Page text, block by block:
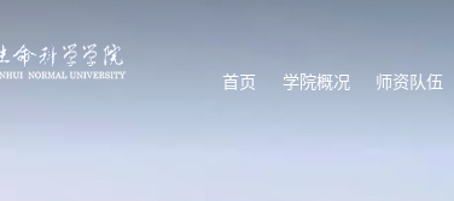
首页 学院概况 师资队伍